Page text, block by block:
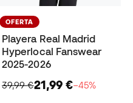
OFERTA
Playera Real Madrid
Hyperlocal Fanswear
2025-2026
39,99 €21,99 €−45%